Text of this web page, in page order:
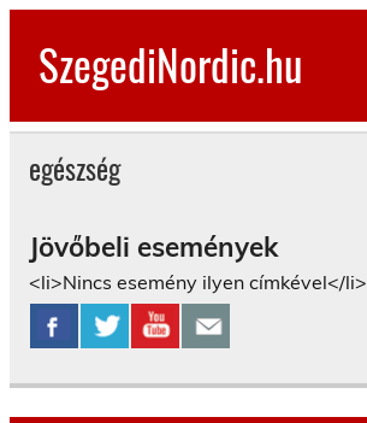
Skip
contentSzegediNordic.hu
egészség
Jövőbeli események
<li>Nincs esemény ilyen címkével</li>